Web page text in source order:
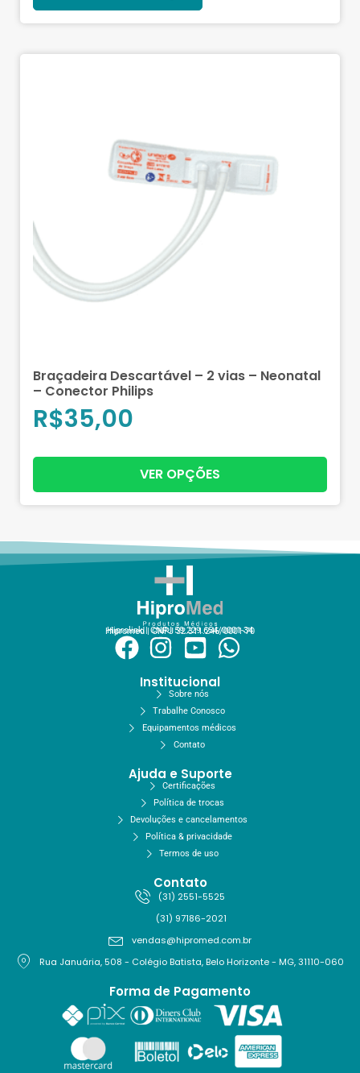
Braçadeira Descartável – 2 vias – Neonatal
– Conector Philips
R$35,00
VER OPÇÕES
Hiprolink | CNPJ 59.229.654/0001-34
Hipromed | CNPJ 32.311.246/0001-70
Institucional
Sobre nós
Trabalhe Conosco
Equipamentos médicos
Contato
Ajuda e Suporte
Certificações
Política de trocas
Devoluções e cancelamentos
Política & privacidade
Termos de uso
Contato
(31) 2551-5525
(31) 97186-2021
vendas@hipromed.com.br
Rua Januária, 508 - Colégio Batista, Belo Horizonte - MG, 31110-060
Forma de Pagamento